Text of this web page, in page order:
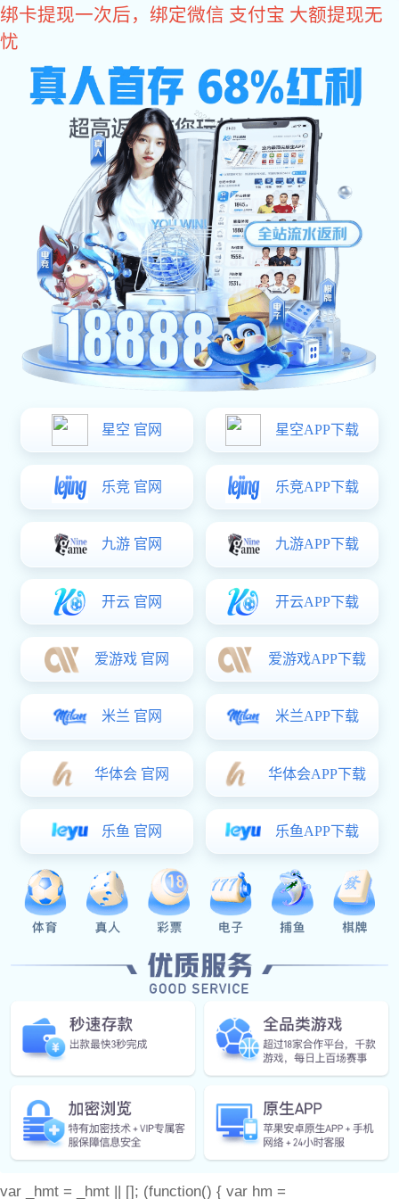
耀世娱乐
美式开窗器系列
美式开窗器摇窗机
美式开窗器平开五金件MS-PK-04 美式平开开窗器系统MS-PK-01
1 下一页
关于杰森
产品中心
门窗配件
耀世娱乐 动态
联系耀世娱乐
备案号：
var _hmt = _hmt || []; (function() { var hm =